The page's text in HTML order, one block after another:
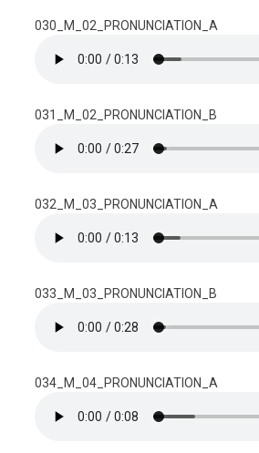
030_M_02_PRONUNCIATION_A
031_M_02_PRONUNCIATION_B
032_M_03_PRONUNCIATION_A
033_M_03_PRONUNCIATION_B
034_M_04_PRONUNCIATION_A